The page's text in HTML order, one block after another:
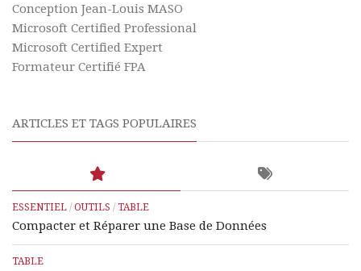
Conception Jean-Louis MASO
Microsoft Certified Professional
Microsoft Certified Expert
Formateur Certifié FPA
ARTICLES ET TAGS POPULAIRES
ESSENTIEL /OUTILS /TABLE
Compacter et Réparer une Base de Données
TABLE